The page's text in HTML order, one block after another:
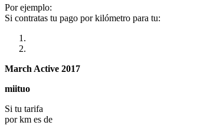
Por ejemplo:
Si contratas tu pago por kilómetro para tu:
March Active 2017
miituo
Si tu tarifa
por km es de